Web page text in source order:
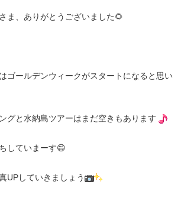
ま、ありがとうございました🌻
ゴールデンウィークがスタートになると思い
グと水納島ツアーはまだ空きもあります
していまーす😄
UPしていきましょう